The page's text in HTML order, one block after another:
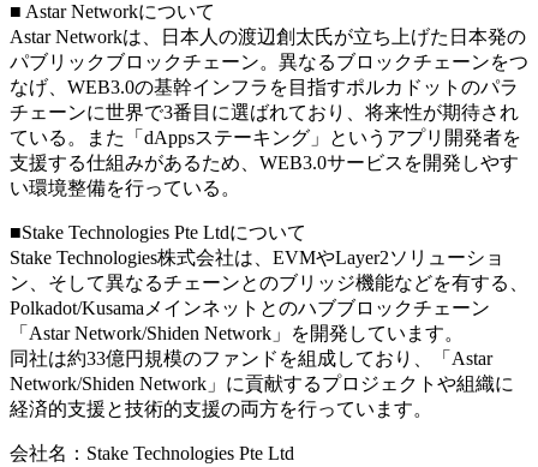
■ Astar Networkについて
Astar Networkは、日本人の渡辺創太氏が立ち上げた日本発の
パブリックブロックチェーン。異なるブロックチェーンをつ
なげ、WEB3.0の基幹インフラを目指すポルカドットのパラ
チェーンに世界で3番目に選ばれており、将来性が期待され
ている。また「dAppsステーキング」というアプリ開発者を
支援する仕組みがあるため、WEB3.0サービスを開発しやす
い環境整備を行っている。
■Stake Technologies Pte Ltdについて
Stake Technologies株式会社は、EVMやLayer2ソリューショ
ン、そして異なるチェーンとのブリッジ機能などを有する、
Polkadot/Kusamaメインネットとのハブブロックチェーン
「Astar Network/Shiden Network」を開発しています。
同社は約33億円規模のファンドを組成しており、「Astar
Network/Shiden Network」に貢献するプロジェクトや組織に
経済的支援と技術的支援の両方を行っています。
会社名：Stake Technologies Pte Ltd